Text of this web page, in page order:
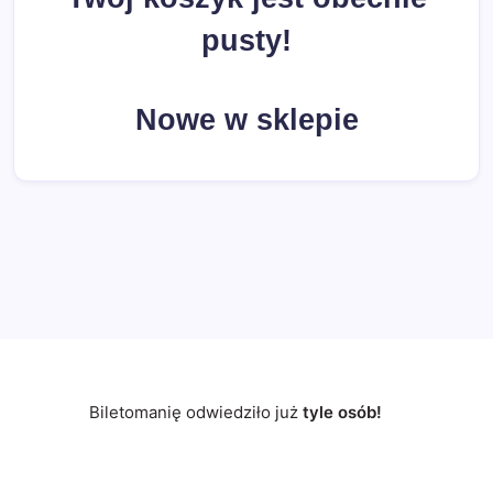
pusty!
Nowe w sklepie
Biletomanię odwiedziło jużtyle osób!